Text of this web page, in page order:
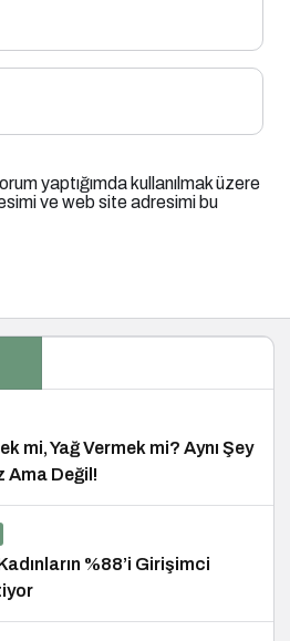
yaptığımda kullanılmak üzere
ve web site adresimi bu
mi, Yağ Vermek mi? Aynı Şey
Ama Değil!
%88’i Girişimci